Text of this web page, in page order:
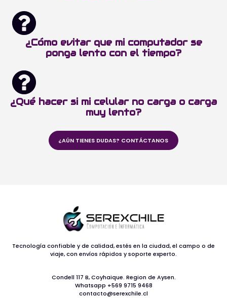
¿Cómo evitar que mi computador se
ponga lento con el tiempo?
¿Qué hacer si mi celular no carga o carga
muy lento?
¿AÚN TIENES DUDAS? CONTÁCTANOS
Tecnología confiable y de calidad, estés en la ciudad, el campo o de
viaje, con envíos rápidos y soporte experto.
Condell 117 B, Coyhaique. Region de Aysen.
Whatsapp +569 9715 9468
contacto@serexchile.cl